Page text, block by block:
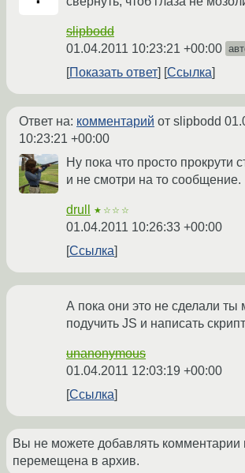
slipbodd
01.04.2011 10:23:21 +00:00
Показать ответ Ссылка
Ответ на: комментарий от slipbodd
10:23:21 +00:00
Ну пока что просто прокрути
и не смотри на то сообщение.
drull ★☆☆☆
01.04.2011 10:26:33 +00:00
Ссылка
А пока они это не сделали
подучить JS и написать скрипт
unanonymous
01.04.2011 12:03:19 +00:00
Ссылка
Вы не можете добавлять комментарии
перемещена в архив.